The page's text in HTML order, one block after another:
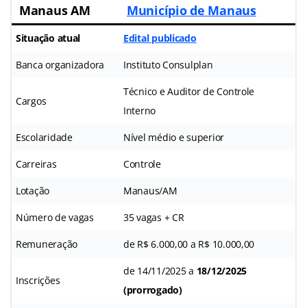
Manaus AM
Município de Manaus
Situação atual Edital publicado
Banca organizadora Instituto Consulplan
Cargos
Técnico e Auditor de Controle
Interno
Escolaridade Nível médio e superior
Carreiras Controle
Lotação Manaus/AM
Número de vagas 35 vagas + CR
Remuneração de R$ 6.000,00 a R$ 10.000,00
Inscrições
de 14/11/2025 a 18/12/2025
(prorrogado)